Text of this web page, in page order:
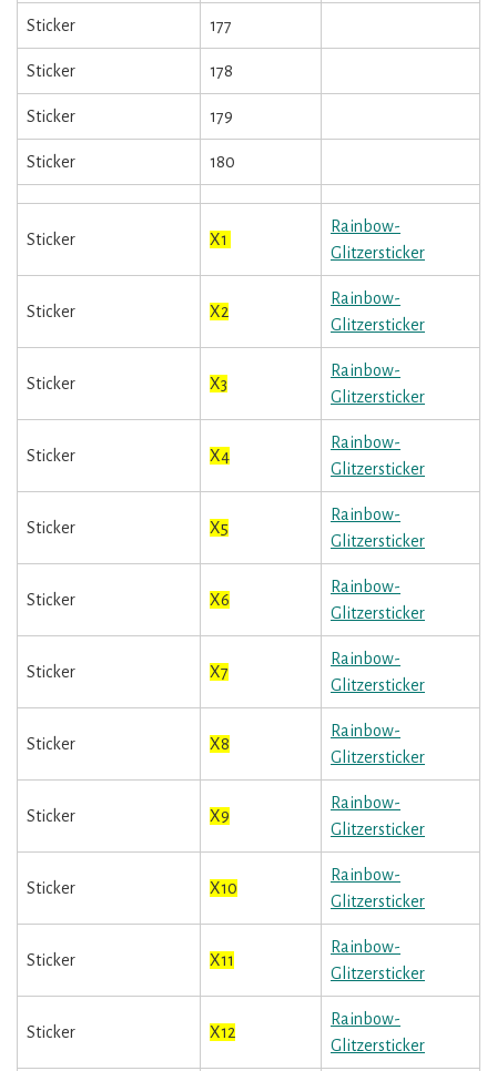
Sticker 177
Sticker 178
Sticker 179
Sticker 180
Sticker X1
Rainbow-
Glitzersticker
Sticker X2
Rainbow-
Glitzersticker
Sticker X3
Rainbow-
Glitzersticker
Sticker X4
Rainbow-
Glitzersticker
Sticker X5
Rainbow-
Glitzersticker
Sticker X6
Rainbow-
Glitzersticker
Sticker X7
Rainbow-
Glitzersticker
Sticker X8
Rainbow-
Glitzersticker
Sticker X9
Rainbow-
Glitzersticker
Sticker X10
Rainbow-
Glitzersticker
Sticker X11
Rainbow-
Glitzersticker
Sticker X12
Rainbow-
Glitzersticker